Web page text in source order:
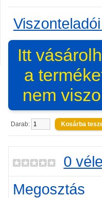
Itt
a
nem
Darab:
0
Megosztás